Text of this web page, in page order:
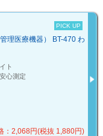
PICK UP
理医療機器） BT-470 わ
ト
心測定
：2,068円(税抜 1,880円)